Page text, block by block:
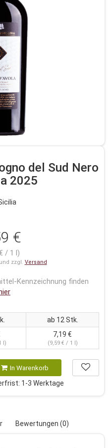
del Sud Nero
2025
€
/ 1 l)
zzgl. Versand
Kennzeichnung finden
ab 12 Stk.
l)
7,19 €
(9,59 € / 1 l)
In Warenkorb
1-3 Werktage
Bewertungen (0)